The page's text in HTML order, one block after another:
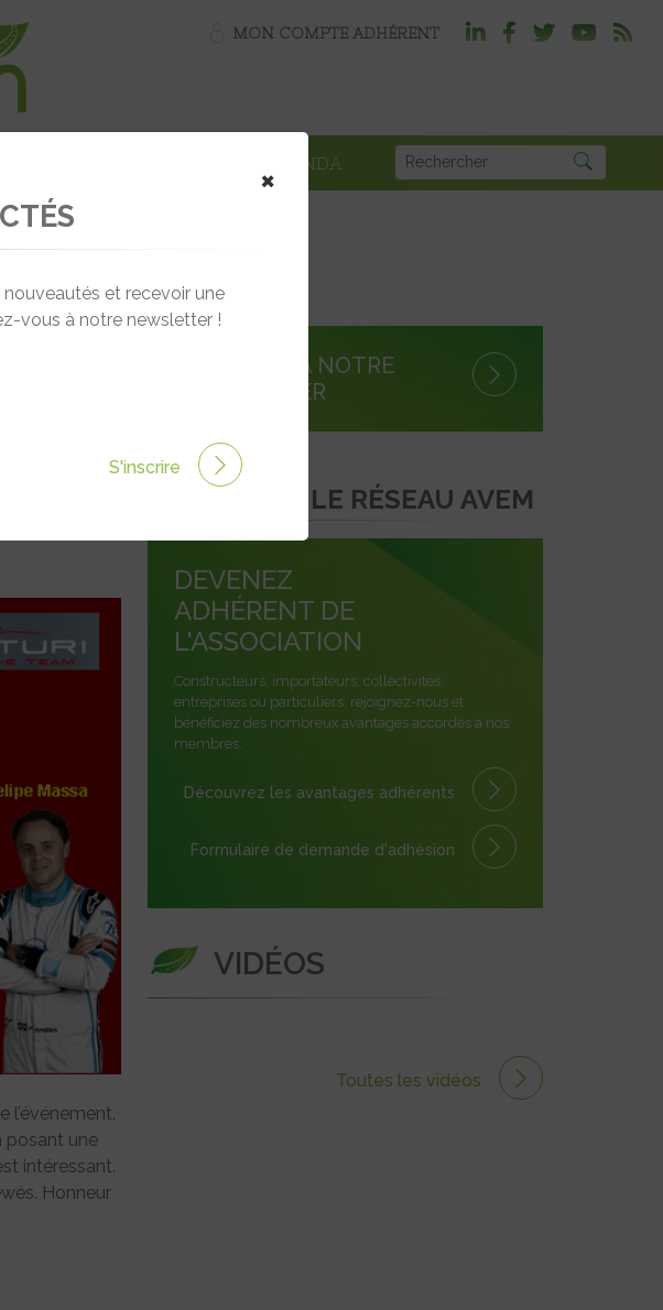
MON COMPTE ADHÉRENT
AGENDA
DE
l’événement.
posant une
intéressant.
Honneur
S'INSCRIRE À NOTRE
NEWSLETTER
REJOINDRE LE RÉSEAU AVEM
DEVENEZ
ADHÉRENT DE
L'ASSOCIATION
Constructeurs, importateurs, collectivités,
entreprises ou particuliers, rejoignez-nous et
bénéficiez des nombreux avantages accordés à nos
membres.
Découvrez les avantages adhérents
Formulaire de demande d'adhésion
VIDÉOS
Toutes les vidéos
×
et recevoir une
vous à notre newsletter !
S'inscrire